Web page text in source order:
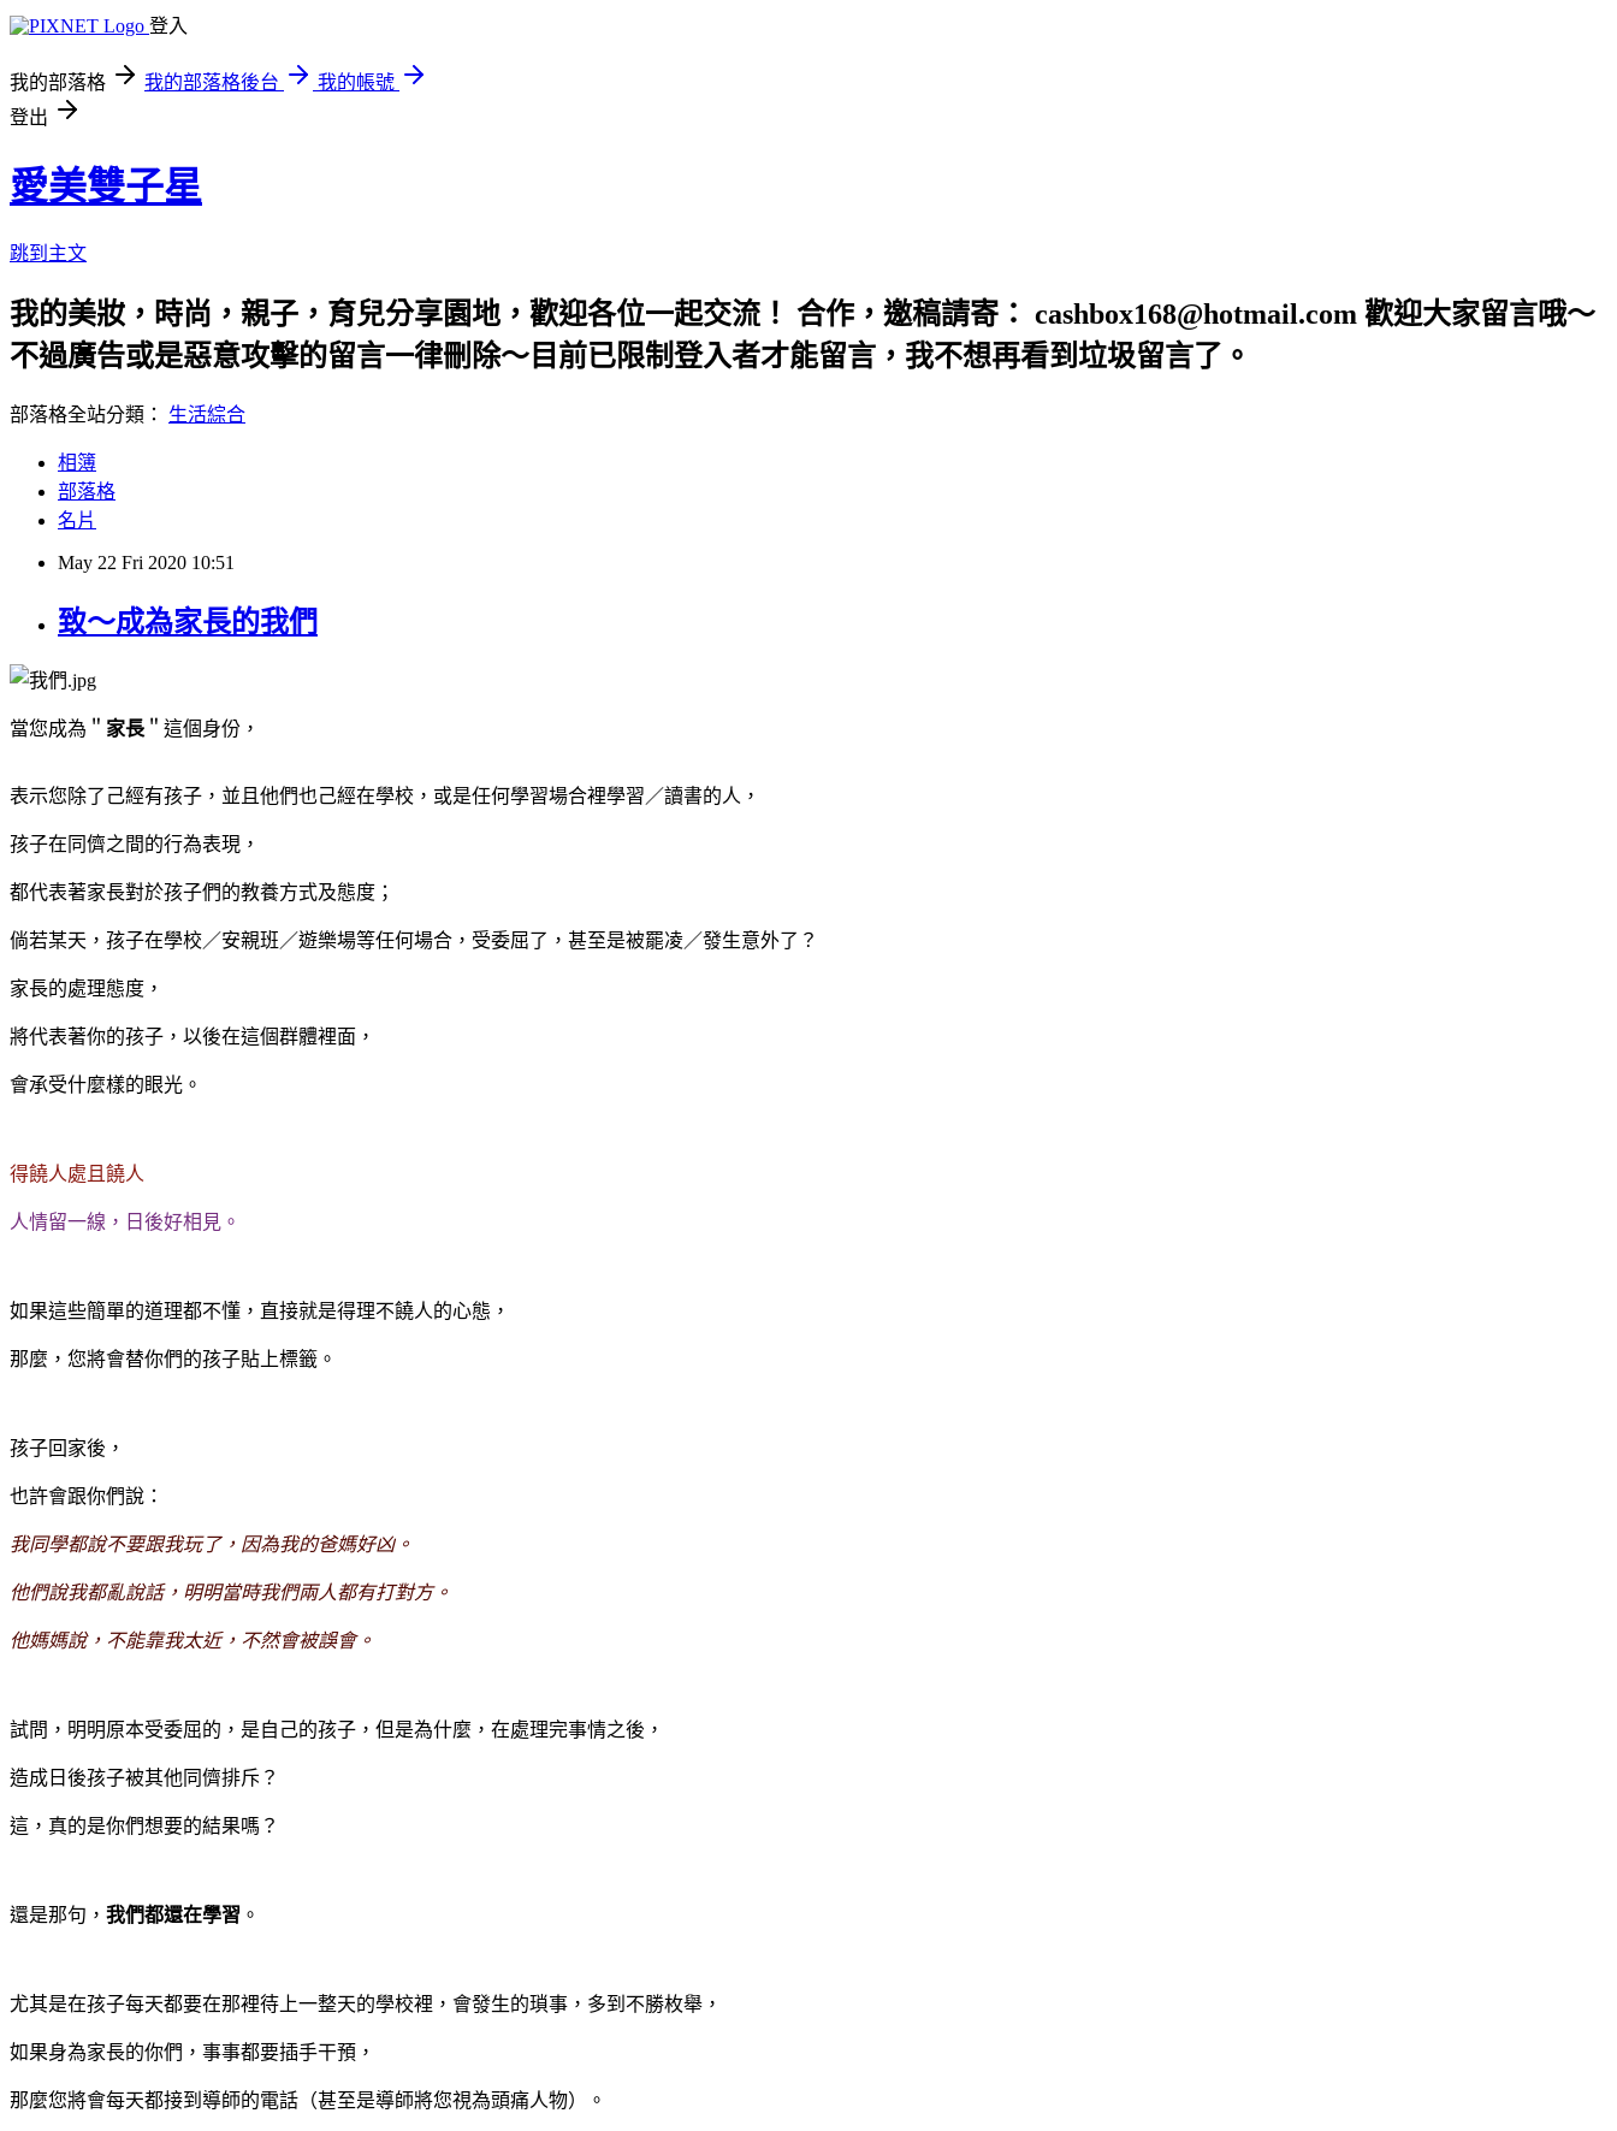
登入
我的部落格 我的部落格後台
我的帳號
登出
愛美雙子星
跳到主文
我的美妝，時尚，親子，育兒分享園地，歡迎各位一起交流！ 合作，邀稿請寄： cashbox168@hotmail.com 歡迎大家留言哦～
不過廣告或是惡意攻擊的留言一律刪除～目前已限制登入者才能留言，我不想再看到垃圾留言了。
部落格全站分類： 生活綜合
相簿
部落格
名片
May 22 Fri 2020 10:51
致～成為家長的我們
當您成為＂ 家長 ＂這個身份，
表示您除了己經有孩子，並且他們也己經在學校，或是任何學習場合裡學習／讀書的人，
孩子在同儕之間的行為表現，
都代表著家長對於孩子們的教養方式及態度；
倘若某天，孩子在學校／安親班／遊樂場等任何場合，受委屈了，甚至是被罷凌／發生意外了？
家長的處理態度，
將代表著你的孩子，以後在這個群體裡面，
會承受什麼樣的眼光。
得饒人處且饒人
人情留一線，日後好相見。
如果這些簡單的道理都不懂，直接就是得理不饒人的心態，
那麼，您將會替你們的孩子貼上標籤。
孩子回家後，
也許會跟你們說：
我同學都說不要跟我玩了，因為我的爸媽好凶。
他們說我都亂說話，明明當時我們兩人都有打對方。
他媽媽說，不能靠我太近，不然會被誤會。
試問，明明原本受委屈的，是自己的孩子，但是為什麼，在處理完事情之後，
造成日後孩子被其他同儕排斥？
這，真的是你們想要的結果嗎？
還是那句， 我們都還在學習 。
尤其是在孩子每天都要在那裡待上一整天的學校裡，會發生的瑣事，多到不勝枚舉，
如果身為家長的你們，事事都要插手干預，
那麼您將會每天都接到導師的電話（甚至是導師將您視為頭痛人物）。